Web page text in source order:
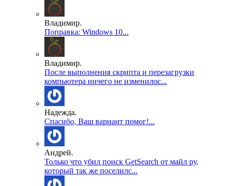
Владимир.
Поправка: Windows 10...
Владимир.
После выполнения скрипта и перезагрузки
компьютера ничего не изменилос...
Надежда.
Спасибо, Ваш вариант помог!...
Андрей.
Только что убил поиск GetSearch от майл ру,
который так же поселилс...